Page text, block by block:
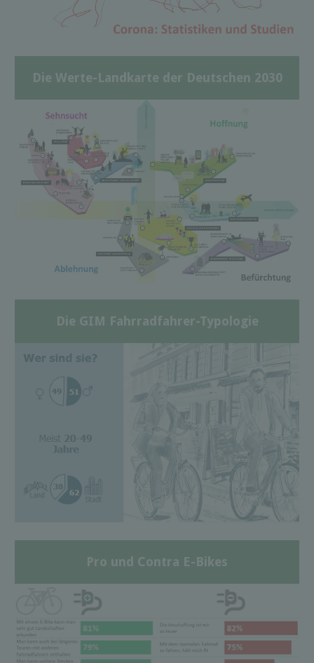
Die Werte-Landkarte der Deutschen 2030
Die GIM Fahrradfahrer-Typologie
Pro und Contra E-Bikes